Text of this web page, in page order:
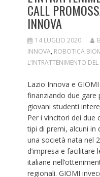
CALL
INNOVA
14 LUGLIO 2020
INNOVA, ROBOTICA
L’INTRATTENIMENTO
Lazio Innova e
finanziando due gare
giovani studenti
Per i vincitori dei due
tipi di premi, alcuni in
una società nata nel
d’impresa e facilitare
italiane
regionali. GIOMI